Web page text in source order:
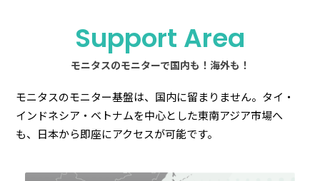
Support Area
モニタスのモニターで国内も！海外も！
モニタスのモニター基盤は、国内に留まりません。タイ・
インドネシア・ベトナムを中心とした東南アジア市場へ
も、日本から即座にアクセスが可能です。